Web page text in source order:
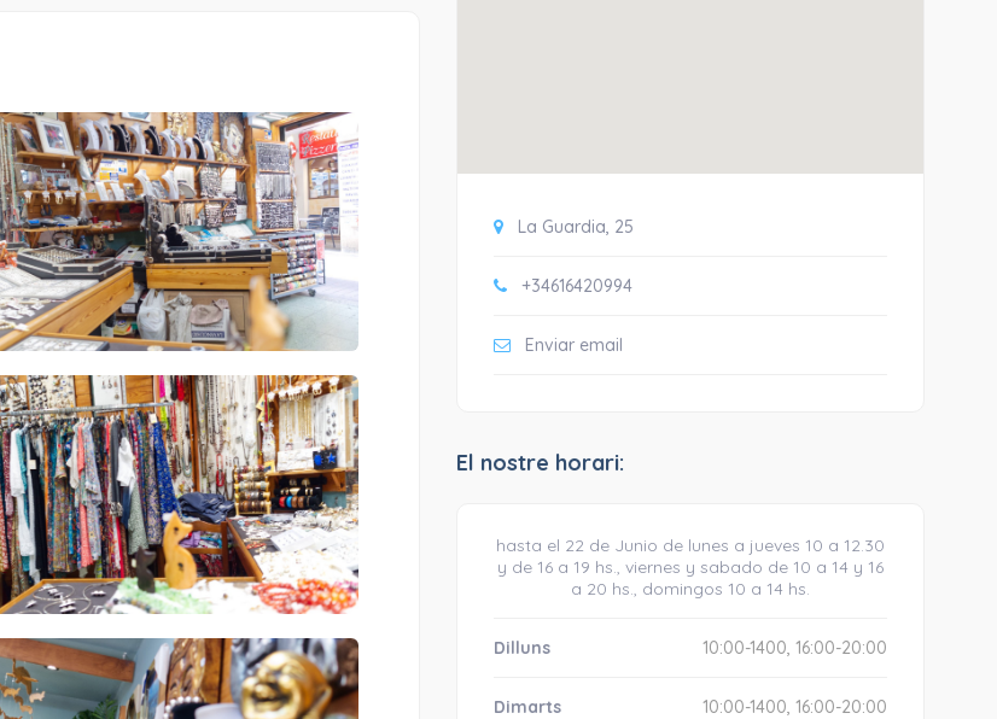
La Guardia, 25
+34616420994
Enviar email
El nostre horari:
hasta el 22 de Junio de lunes a jueves 10 a 12.30
y de 16 a 19 hs., viernes y sabado de 10 a 14 y 16
a 20 hs., domingos 10 a 14 hs.
Dilluns 10:00-1400, 16:00-20:00
Dimarts 10:00-1400, 16:00-20:00